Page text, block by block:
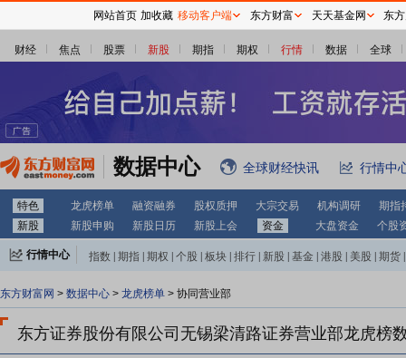
财经 焦点 股票 新股 期指 期权 行情 数据 全球
数据中心 全球财经快讯 行情中
特色 龙虎榜单 融资融券 股权质押 大宗交易 机构调研
期指
新股
新股申购 新股日历 新股上会 资金 大盘资金 个股
行情中心 指数 期指 期权 个股 板块 排行 新股 基金 港股 美股 期货
东方财富网 > 数据中心 > 龙虎榜单 > 协同营业部
东方证券股份有限公司无锡梁清路证券营业部龙虎榜
网站首页 加收藏 移动客户端 东方财富 天天基金网 东